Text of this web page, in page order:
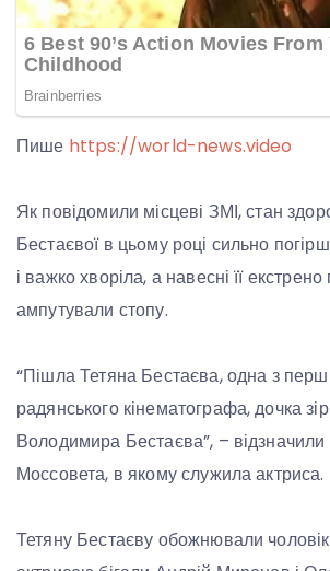
Пише https://world-news.video
Як повідомили місцеві ЗМІ, стан
Бестаєвої в цьому році сильно
і важко хворіла, а навесні її екстрено
ампутували стопу.
“Пішла Тетяна Бестаєва, одна з
радянського кінематографа, дочка
Володимира Бестаєва”, – відзначили
Моссовета, в якому служила актриса.
Тетяну Бестаєву обожнювали